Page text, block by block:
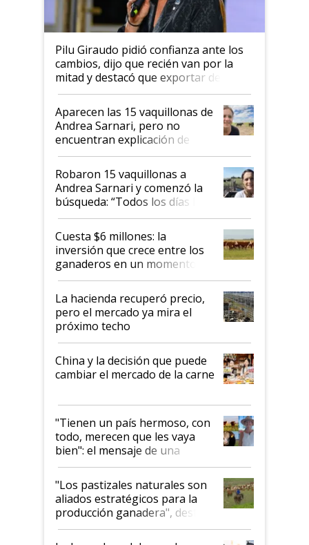
Pilu Giraudo pidió confianza ante los
cambios, dijo que recién van por la
mitad y destacó que exportar dejó de
ser "para unos pocos": "Tenemos un
mandato muy claro del gobierno
nacional"
Aparecen las 15 vaquillonas de
Andrea Sarnari, pero no
encuentran explicación de
cómo llegaron allí
Robaron 15 vaquillonas a
Andrea Sarnari y comenzó la
búsqueda: “Todos los días le
toca a algún productor”
Cuesta $6 millones: la
inversión que crece entre los
ganaderos en un momento
histórico para la actividad
La hacienda recuperó precio,
pero el mercado ya mira el
próximo techo
China y la decisión que puede
cambiar el mercado de la carne
"Tienen un país hermoso, con
todo, merecen que les vaya
bien": el mensaje de una
ganadera uruguaya sobre las
oportunidades que se abren
para el agro en Argentina, con
foco en la carne
"Los pastizales naturales son
aliados estratégicos para la
producción ganadera", destaca
la iniciativa que ya reúne a 46
establecimientos en Argentina